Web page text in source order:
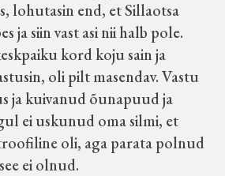
lohutasin end, et Sillaotsa
ja siin vast asi nii halb pole.
kord koju sain ja
oli pilt masendav. Vastu
ja kuivanud õunapuud ja
ei uskunud oma silmi, et
oli, aga parata polnud
ei olnud.